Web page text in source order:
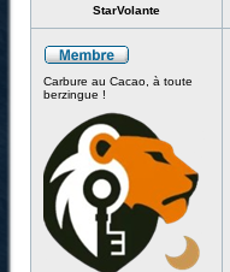
StarVolante
Carbure au Cacao, à toute
berzingue !